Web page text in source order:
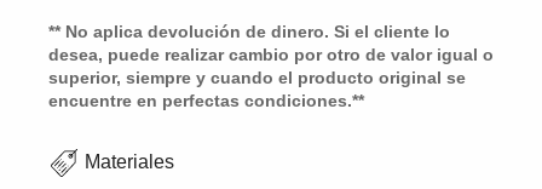
** No aplica devolución de dinero. Si el cliente lo
desea, puede realizar cambio por otro de valor igual o
superior, siempre y cuando el producto original se
encuentre en perfectas condiciones.**
Materiales